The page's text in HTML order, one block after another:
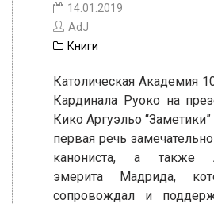
14.01.2019
AdJ
Книги
Католическая Академия
Кардинала Руоко на
Кико Аргуэльо
первая речь
канониста, а также
эмерита Мадрида,
сопровождал и